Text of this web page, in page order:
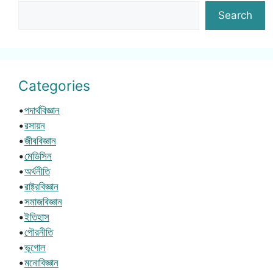
Search
Categories
•পদার্থবিজ্ঞান
•রসায়ন
•জীববিজ্ঞান
•মেডিসিন
•অর্থনীতি
•রাষ্ট্রবিজ্ঞান
•সমাজবিজ্ঞান
•ইতিহাস
•পৌরনীতি
•ভূগোল
•মনোবিজ্ঞান